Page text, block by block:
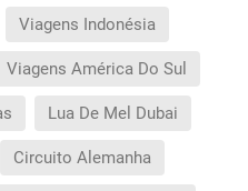
Viagens Indonésia
Viagens América Do Sul
Lua De Mel Dubai
Circuito Alemanha